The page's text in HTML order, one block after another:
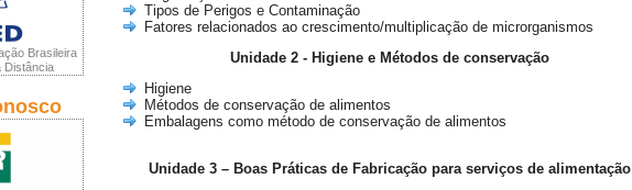
Brasileira
Distância
Tipos de Perigos e Contaminação
Fatores relacionados ao crescimento/multiplicação de microrganismos
Unidade 2 - Higiene e Métodos de conservação
Higiene
Métodos de conservação de alimentos
Embalagens como método de conservação de alimentos
Unidade 3 – Boas Práticas de Fabricação para serviços de alimentação